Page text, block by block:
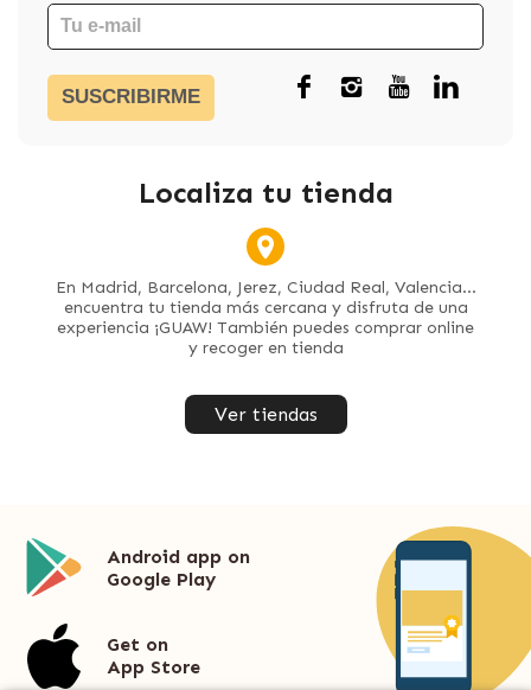
SUSCRIBIRME
Localiza tu tienda
En Madrid, Barcelona, Jerez, Ciudad Real, Valencia...
encuentra tu tienda más cercana y disfruta de una
experiencia ¡GUAW! También puedes comprar online
y recoger en tienda
Ver tiendas
Android app on
Google Play
Get on
App Store